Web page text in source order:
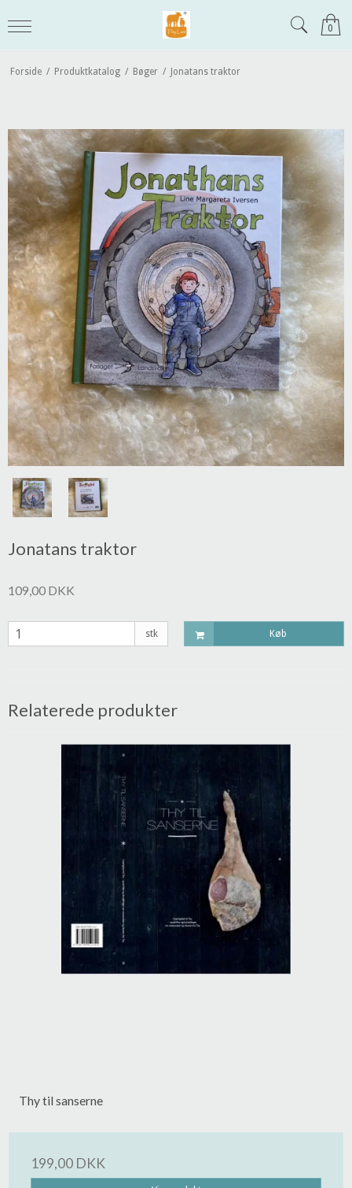
0
Forside / Produktkatalog / Bøger / Jonatans traktor
Jonatans traktor
109,00 DKK
stk Køb
Relaterede produkter
Thy til sanserne
199,00 DKK